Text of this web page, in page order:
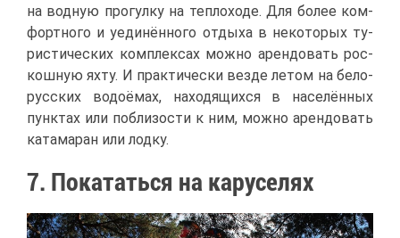
на вод­ную про­гул­ку на теп­ло­хо­де. Для бо­лее ком­
форт­но­го и уеди­нён­но­го от­ды­ха в неко­то­рых ту­
ри­сти­че­ских ком­плек­сах мож­но арен­до­вать рос­
кош­ную ях­ту. И прак­ти­че­ски вез­де ле­том на бе­ло­
рус­ских во­до­ё­мах, на­хо­дя­щих­ся в на­се­лён­ных
пунк­тах или по­бли­зо­сти к ним, мож­но арен­до­вать
ка­та­ма­ран или лод­ку.
7. По­ка­тать­ся на ка­ру­се­лях